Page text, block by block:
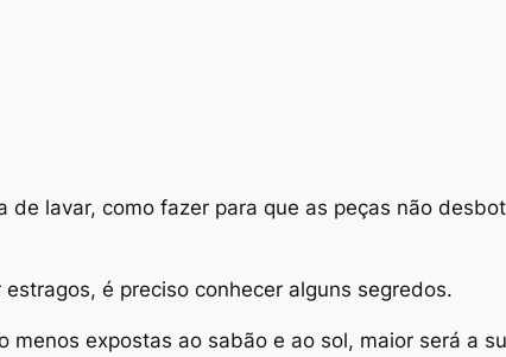
lavar, como fazer para que as peças não
é preciso conhecer alguns segredos.
menos expostas ao sabão e ao sol, maior será a